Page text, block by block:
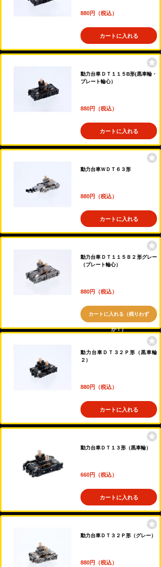
880円（税込）
カートに入れる
動力台車ＤＴ１１５B形(黒車輪・
プレート輪心）
880円（税込）
カートに入れる
動力台車ＷＤＴ６３形
880円（税込）
カートに入れる
動力台車ＤＴ１１５Ｂ２形グレー
（プレート輪心）
880円（税込）
カートに入れる（残りわず
か！）
動力台車ＤＴ３２Ｐ形（黒車輪
２）
880円（税込）
カートに入れる
動力台車ＤＴ１３形（黒車輪）
660円（税込）
カートに入れる
動力台車ＤＴ３２Ｐ形（グレー）
880円（税込）